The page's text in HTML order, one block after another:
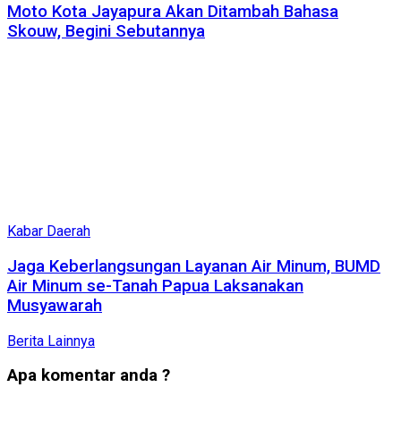
Moto Kota Jayapura Akan Ditambah Bahasa
Skouw, Begini Sebutannya
Kabar Daerah
Jaga Keberlangsungan Layanan Air Minum, BUMD
Air Minum se-Tanah Papua Laksanakan
Musyawarah
Berita Lainnya
Apa komentar anda ?